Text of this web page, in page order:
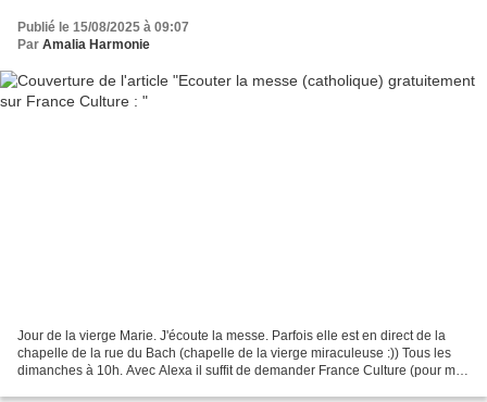
Publié le 15/08/2025 à 09:07
Par Amalia Harmonie
Jour de la vierge Marie. J'écoute la messe. Parfois elle est en direct de la
chapelle de la rue du Bach (chapelle de la vierge miraculeuse :)) Tous les
dimanches à 10h. Avec Alexa il suffit de demander France Culture (pour ma